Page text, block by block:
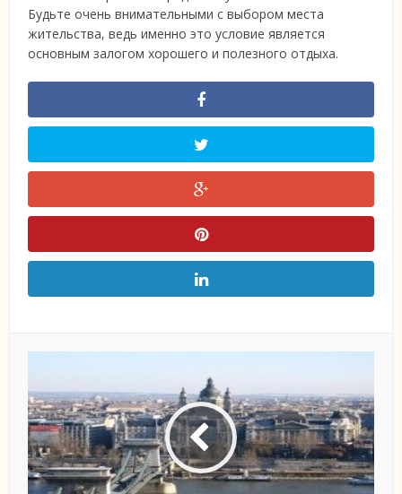
Будьте очень внимательными с выбором места
жительства, ведь именно это условие является
основным залогом хорошего и полезного отдыха.